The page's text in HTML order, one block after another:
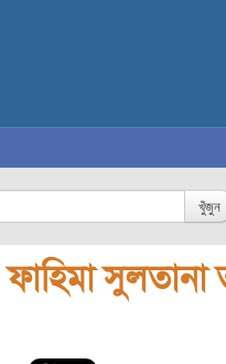
খুঁজুন
ফাহিমা সুলতানা